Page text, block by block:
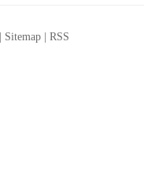
Sitemap RSS